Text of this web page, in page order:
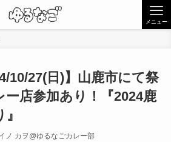
メニュー
10/27(日)】山鹿市にて祭
ー店参加あり！『2024鹿
ノ カヲ@ゆるなごカレー部